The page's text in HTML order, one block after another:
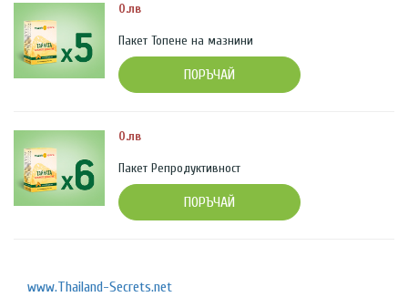
0.лв
Пакет Топене на мазнини
ПОРЪЧАЙ
0.лв
Пакет Репродуктивност
ПОРЪЧАЙ
www.Thailand-Secrets.net